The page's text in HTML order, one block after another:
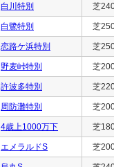
白川特別 芝
白鷺特別 芝
恋路ケ浜特別 芝
野麦峠特別 芝
許波多特別 芝
周防灘特別 芝
4歳上1000万下 芝
エメラルドS 芝